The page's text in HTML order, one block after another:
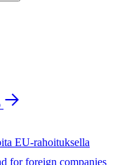
EU-rahoituksella
for foreign companies